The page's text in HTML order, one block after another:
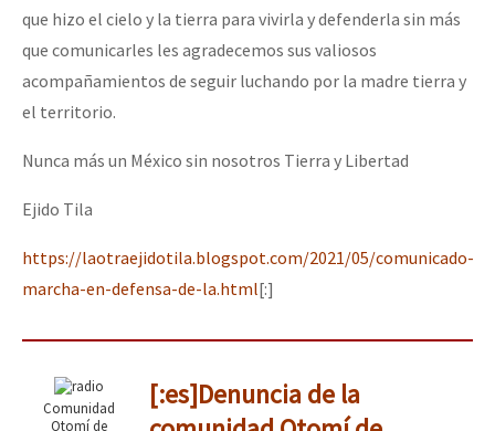
que hizo el cielo y la tierra para vivirla y defenderla sin más
que comunicarles les agradecemos sus valiosos
acompañamientos de seguir luchando por la madre tierra y
el territorio.
Nunca más un México sin nosotros Tierra y Libertad
Ejido Tila
https://laotraejidotila.blogspot.com/2021/05/comunicado-
marcha-en-defensa-de-la.html[:]
Comunidad
Otomí de
[:es]Denuncia de la